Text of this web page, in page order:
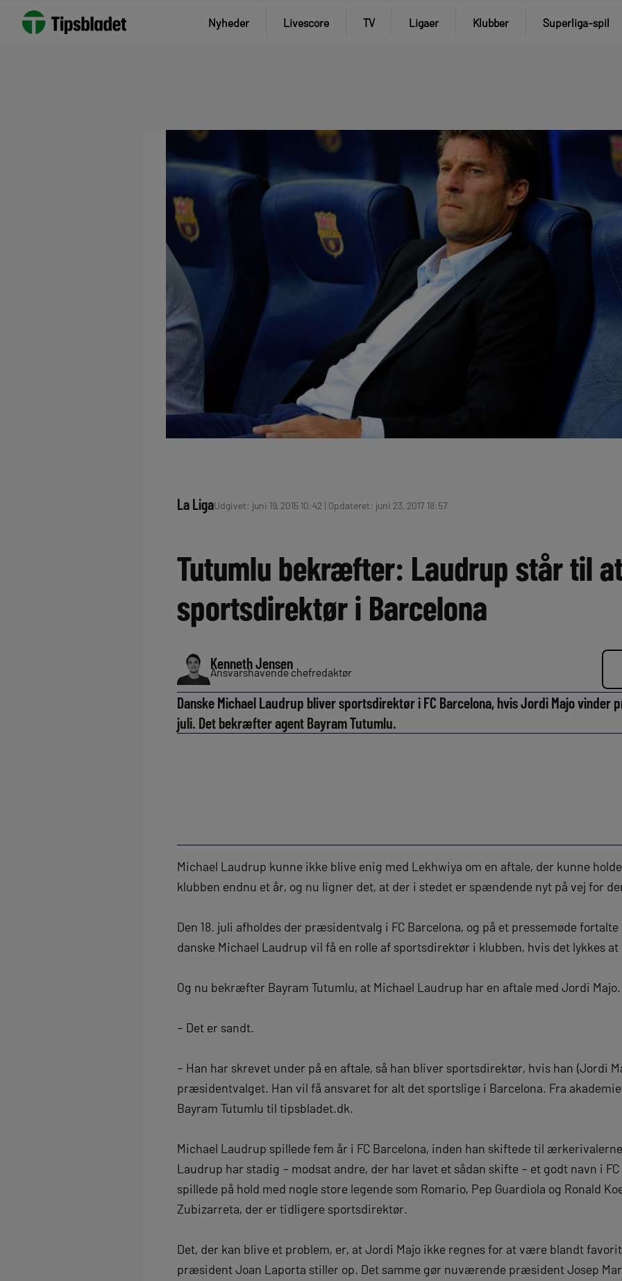
Nyheder Livescore TV Ligaer Klubber Superliga-spil
La LigaUdgivet: juni 19, 2015 10:42 | Opdateret: juni 23, 2017 18:57
Tutumlu bekræfter: Laudrup står til
sportsdirektør i Barcelona
Kenneth Jensen
Ansvarshavende chefredaktør
Danske Michael Laudrup bliver sportsdirektør i FC Barcelona, hvis Jordi Majo vinder
juli. Det bekræfter agent Bayram Tutumlu.
Michael Laudrup kunne ikke blive enig med Lekhwiya om en aftale, der kunne
klubben endnu et år, og nu ligner det, at der i stedet er spændende nyt på vej for
Den 18. juli afholdes der præsidentvalg i FC Barcelona, og på et pressemøde
danske Michael Laudrup vil få en rolle af sportsdirektør i klubben, hvis det lykkes
Og nu bekræfter Bayram Tutumlu, at Michael Laudrup har en aftale med Jordi Majo.
– Det er sandt.
– Han har skrevet under på en aftale, så han bliver sportsdirektør, hvis han (Jordi
præsidentvalget. Han vil få ansvaret for alt det sportslige i Barcelona. Fra
Bayram Tutumlu til tipsbladet.dk.
Michael Laudrup spillede fem år i FC Barcelona, inden han skiftede til
Laudrup har stadig – modsat andre, der har lavet et sådan skifte – et godt navn i
spillede på hold med nogle store legende som Romario, Pep Guardiola og Ronald
Zubizarreta, der er tidligere sportsdirektør.
Det, der kan blive et problem, er, at Jordi Majo ikke regnes for at være blandt
præsident Joan Laporta stiller op. Det samme gør nuværende præsident Josep